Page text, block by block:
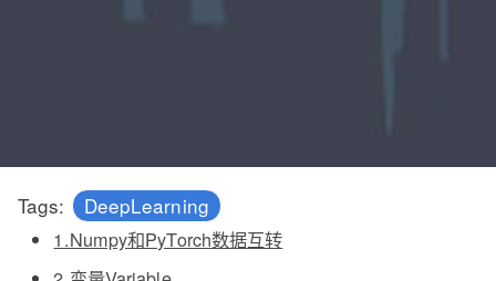
Tags: DeepLearning
1.Numpy和PyTorch数据互转